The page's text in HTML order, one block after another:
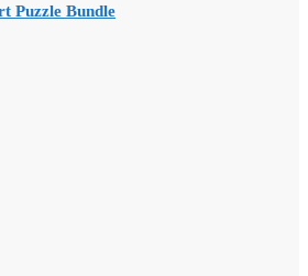
Puzzle Bundle